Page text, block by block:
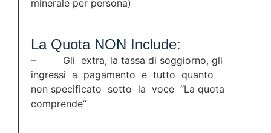
minerale per persona)
La Quota NON Include:
– Gli extra, la tassa di soggiorno, gli
ingressi a pagamento e tutto quanto
non specificato sotto la voce “La quota
comprende”